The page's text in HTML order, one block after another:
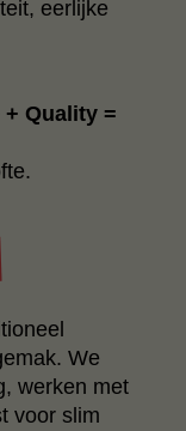
eerlijke
+ Quality =
We
werken met
voor slim